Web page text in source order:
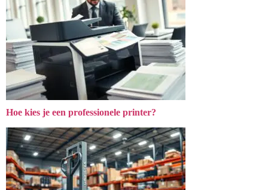
Hoe kies je een professionele printer?